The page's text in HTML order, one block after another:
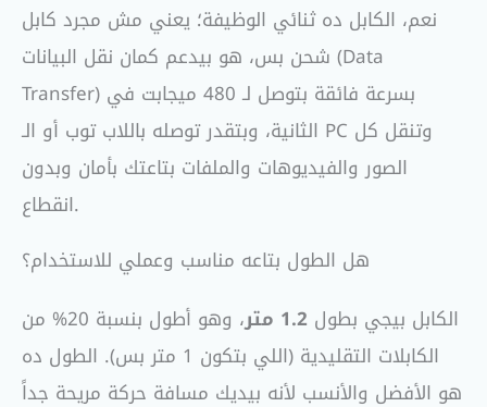
نعم، الكابل ده ثنائي الوظيفة؛ يعني مش مجرد كابل
شحن بس، هو بيدعم كمان نقل البيانات (Data
Transfer) بسرعة فائقة بتوصل لـ 480 ميجابت في
الثانية، وبتقدر توصله باللاب توب أو الـ PC وتنقل كل
الصور والفيديوهات والملفات بتاعتك بأمان وبدون
انقطاع.
هل الطول بتاعه مناسب وعملي للاستخدام؟
الكابل بيجي بطول 1.2 متر
، وهو أطول بنسبة 20% من
الكابلات التقليدية (اللي بتكون 1 متر بس). الطول ده
هو الأفضل والأنسب لأنه بيديك مسافة حركة مريحة جداً